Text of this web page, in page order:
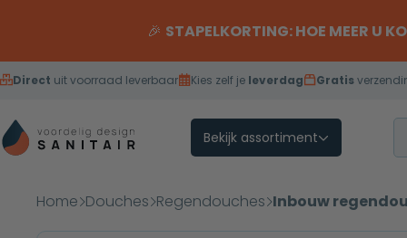
🎉 STAPELKORTING: HOE MEER U
Direct uit voorraad leverbaar Kies zelf je leverdag Gratis
Bekijk assortiment
Home Douches Regendouches Inbouw